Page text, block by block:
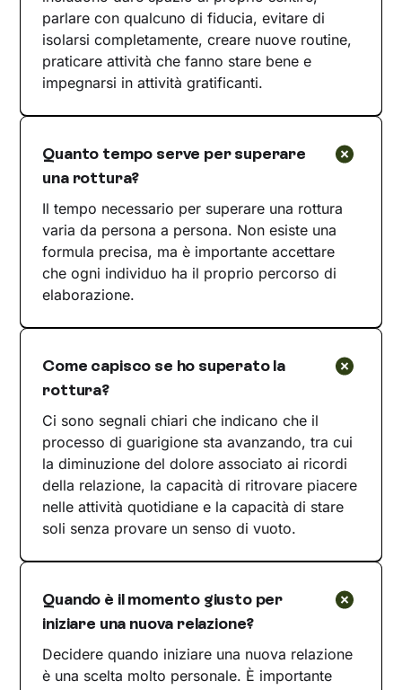
parlare con qualcuno di fiducia, evitare di
isolarsi completamente, creare nuove routine,
praticare attività che fanno stare bene e
impegnarsi in attività gratificanti.
Quanto tempo serve per superare
una rottura?
Il tempo necessario per superare una rottura
varia da persona a persona. Non esiste una
formula precisa, ma è importante accettare
che ogni individuo ha il proprio percorso di
elaborazione.
Come capisco se ho superato la
rottura?
Ci sono segnali chiari che indicano che il
processo di guarigione sta avanzando, tra cui
la diminuzione del dolore associato ai ricordi
della relazione, la capacità di ritrovare piacere
nelle attività quotidiane e la capacità di stare
soli senza provare un senso di vuoto.
Quando è il momento giusto per
iniziare una nuova relazione?
Decidere quando iniziare una nuova relazione
è una scelta molto personale. È importante